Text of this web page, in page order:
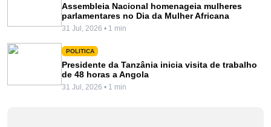
Assembleia Nacional homenageia mulheres
parlamentares no Dia da Mulher Africana
31 Jul, 2026 • 1 min
POLITICA
Presidente da Tanzânia inicia visita de trabalho
de 48 horas a Angola
31 Jul, 2026 • 1 min